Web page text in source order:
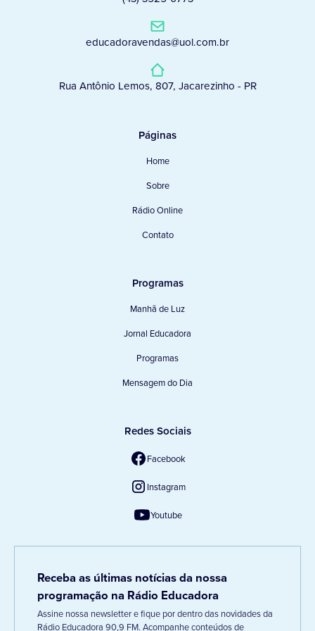
educadoravendas@uol.com.br
Rua Antônio Lemos, 807, Jacarezinho - PR
Páginas
Home
Sobre
Rádio Online
Contato
Programas
Manhã de Luz
Jornal Educadora
Programas
Mensagem do Dia
Redes Sociais
Facebook
Instagram
Youtube
Receba as últimas notícias da nossa
programação na Rádio Educadora
Assine nossa newsletter e fique por dentro das novidades da
Rádio Educadora 90,9 FM. Acompanhe conteúdos de